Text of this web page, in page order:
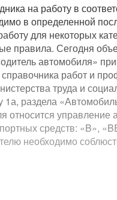
на работу в
в определенной
для некоторых
правила. Сегодня
автомобиля»
работ и
труда и
раздела
относится
средств: «B»,
необходимо